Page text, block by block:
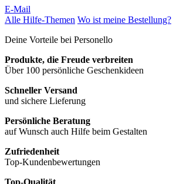
E-Mail
Alle Hilfe-Themen Wo ist meine Bestellung?
Deine Vorteile bei Personello
Produkte, die Freude verbreiten
Über 100 persönliche Geschenkideen
Schneller Versand
und sichere Lieferung
Persönliche Beratung
auf Wunsch auch Hilfe beim Gestalten
Zufriedenheit
Top-Kundenbewertungen
Top-Qualität